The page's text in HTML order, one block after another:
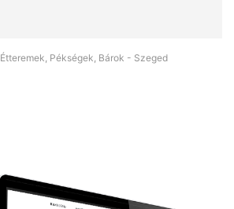
Étteremek, Pékségek, Bárok - Szeged